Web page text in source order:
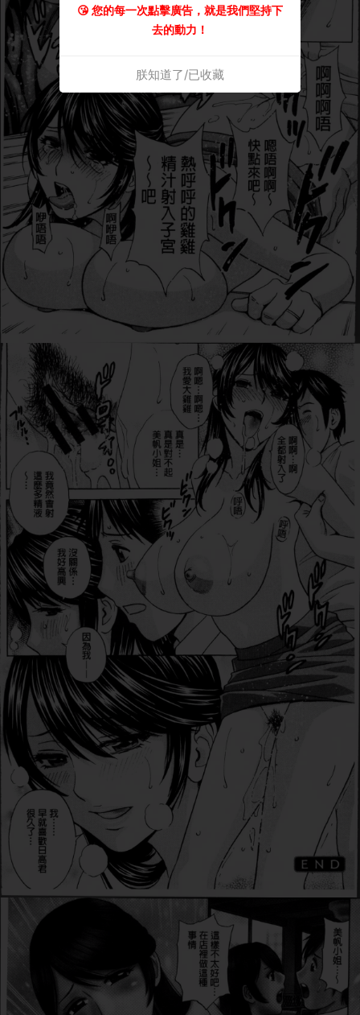
😘 您的每一次點擊廣告，就是我們堅持下
去的動力！
朕知道了/已收藏